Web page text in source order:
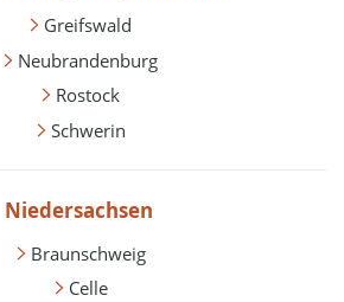
Greifswald
Neubrandenburg
Rostock
Schwerin
Niedersachsen
Braunschweig
Celle